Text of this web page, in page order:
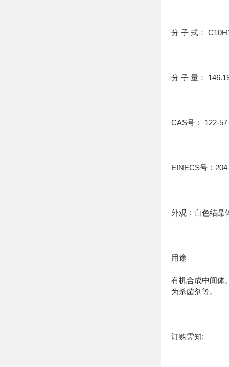
分 子 式：
分 子 量：
CAS号： 122-
EINECS号：
外观：白色结晶
用途
有机合成中间体
为杀菌剂等。
订购需知: